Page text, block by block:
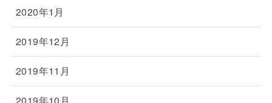
2020年1月
2019年12月
2019年11月